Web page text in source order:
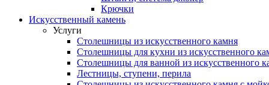
Крючки
Искусственный камень
Услуги
Столешницы из искусственного камня
Столешницы для кухни из искусственного
Столешницы для ванной из искусственного
Лестницы, ступени, перила